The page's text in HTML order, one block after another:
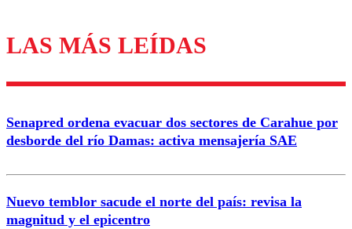
Los comentarios son moderados para garantizar un
diálogo respetuoso.
Correo
LAS MÁS LEÍDAS
Senapred ordena evacuar dos sectores de Carahue por
desborde del río Damas: activa mensajería SAE
Nuevo temblor sacude el norte del país: revisa la
magnitud y el epicentro